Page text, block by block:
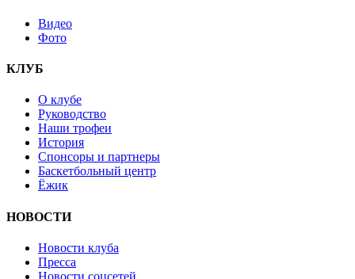
Видео
Фото
КЛУБ
О клубе
Руководство
Наши трофеи
История
Спонсоры и партнеры
Баскетбольный центр
Ёжик
НОВОСТИ
Новости клуба
Пресса
Новости соцсетей